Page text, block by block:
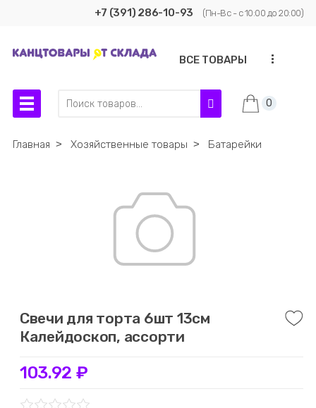
+7 (391) 286-10-93 (Пн-Вс - с 10:00 до 20:00)
ВСЕ ТОВАРЫ ...
0
Главная ˃ Хозяйственные товары ˃ Батарейки
Свечи для торта 6шт 13см
Калейдоскоп, ассорти
103.92 ₽